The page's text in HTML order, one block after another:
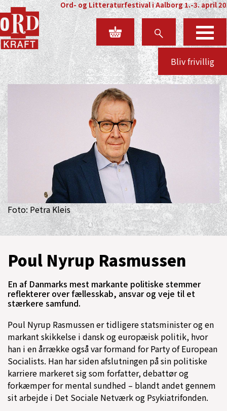
Bliv frivillig
Ord- og Litteraturfestival i Aalborg 1.-3. april
Foto: Petra Kleis
Poul Nyrup Rasmussen
En af Danmarks mest markante politiske stemmer
reflekterer over fællesskab, ansvar og veje til et
stærkere samfund.
Poul Nyrup Rasmussen er tidligere statsminister og en
markant skikkelse i dansk og europæisk politik, hvor
han i en årrække også var formand for Party of European
Socialists. Han har siden afslutningen på sin politiske
karriere markeret sig som forfatter, debattør og
forkæmper for mental sundhed – blandt andet gennem
sit arbejde i Det Sociale Netværk og Psykiatrifonden.